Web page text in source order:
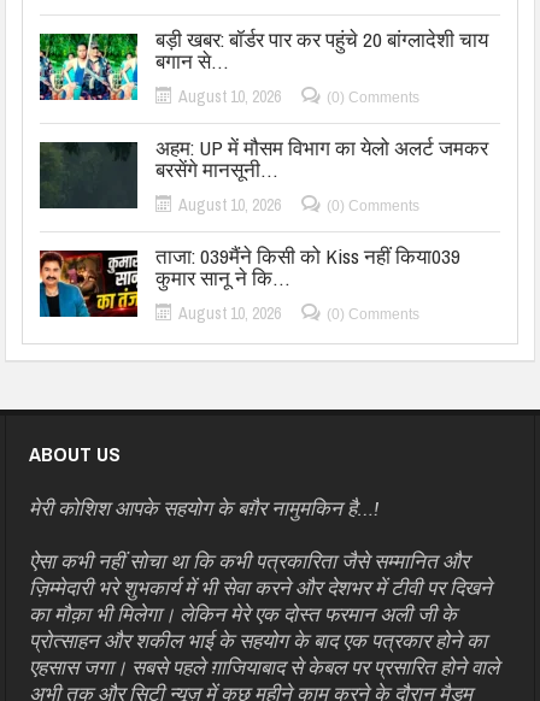
बड़ी खबर: बॉर्डर पार कर पहुंचे 20 बांग्लादेशी चाय
बगान से…
August 10, 2026 (0) Comments
अहम: UP में मौसम विभाग का येलो अलर्ट जमकर
बरसेंगे मानसूनी…
August 10, 2026 (0) Comments
ताजा: 039मैंने किसी को Kiss नहीं किया039
कुमार सानू ने कि…
August 10, 2026 (0) Comments
ABOUT US
मेरी कोशिश आपके सहयोग के बग़ैर नामुमकिन है…!
ऐसा कभी नहीं सोचा था कि कभी पत्रकारिता जैसे सम्मानित और
ज़िम्मेदारी भरे शुभकार्य में भी सेवा करने और देशभर में टीवी पर दिखने
का मौक़ा भी मिलेगा। लेकिन मेरे एक दोस्त फरमान अली जी के
प्रोत्साहन और शकील भाई के सहयोग के बाद एक पत्रकार होने का
एहसास जगा। सबसे पहले ग़ाजियाबाद से केबल पर प्रसारित होने वाले
अभी तक और सिटी न्यूज़ में कुछ महीने काम करने के दौरान मैडम